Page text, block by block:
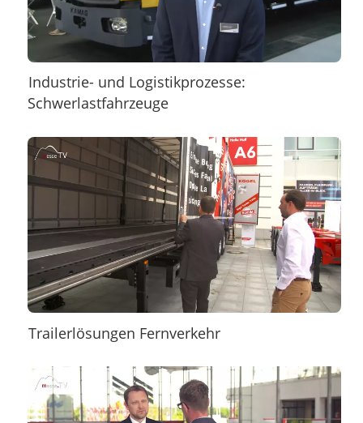
Industrie- und Logistikprozesse:
Schwerlastfahrzeuge
Trailerlösungen Fernverkehr